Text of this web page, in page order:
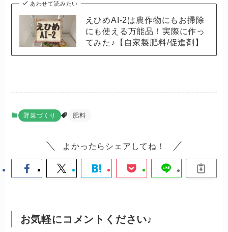
あわせて読みたい
えひめAI-2は農作物にもお掃除
にも使える万能品！実際に作っ
てみた♪【自家製肥料/促進剤】
野菜づくり 肥料
よかったらシェアしてね！
お気軽にコメントください♪